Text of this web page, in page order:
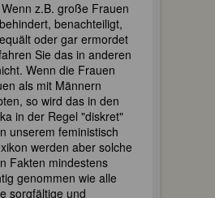
z.B. große Frauen
benachteiligt,
oder gar ermordet
Sie das in anderen
Wenn die Frauen
als mit Männern
so wird das in den
in der Regel "diskret"
unserem feministisch
werden aber solche
Fakten mindestens
genommen wie alle
sorgfältige und